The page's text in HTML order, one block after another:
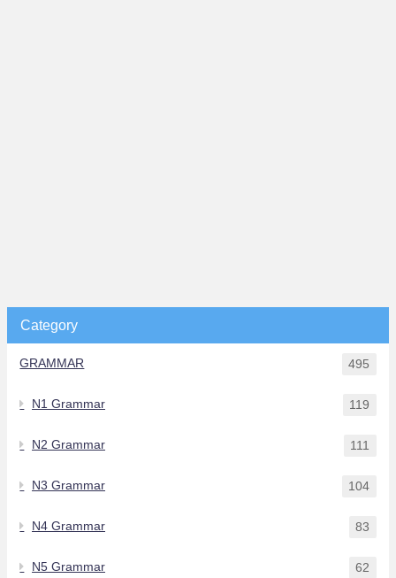
Category
GRAMMAR 495
N1 Grammar 119
N2 Grammar 111
N3 Grammar 104
N4 Grammar 83
N5 Grammar 62